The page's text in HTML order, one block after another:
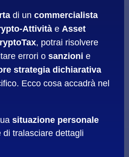
di un commercialista
Attività e Asset
, potrai risolvere
errori o sanzioni e
strategia dichiarativa
Ecco cosa accadrà nel
situazione personale
di tralasciare dettagli